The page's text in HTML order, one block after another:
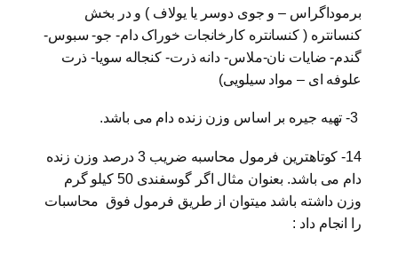
برموداگراس – و جوی دوسر یا یولاف ) و در بخش
کنسانتره ( کنسانتره کارخانجات خوراک دام- جو- سبوس-
گندم- ضایات نان-ملاس- دانه ذرت- کنجاله سویا- ذرت
علوفه ای – مواد سیلویی)
14- کوتاهترین فرمول محاسبه ضریب 3 درصد وزن زنده
دام می باشد. بعنوان مثال اگر گوسفندی 50 کیلو گرم
وزن داشته باشد میتوان از طریق فرمول فوق محاسبات
را انجام داد :